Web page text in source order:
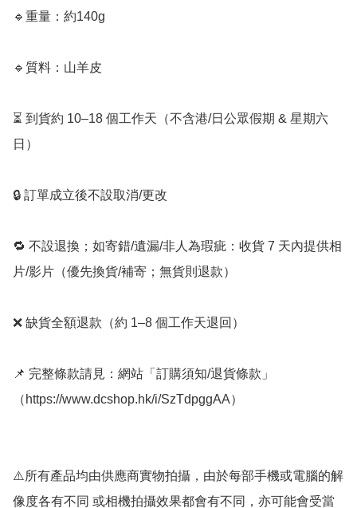
🔹重量：約140g
🔹質料：山羊皮
⏳ 到貨約 10–18 個工作天（不含港/日公眾假期 & 星期六
日）
🔒 訂單成立後不設取消/更改
🔁 不設退換；如寄錯/遺漏/非人為瑕疵：收貨 7 天內提供相
片/影片（優先換貨/補寄；無貨則退款）
❌ 缺貨全額退款（約 1–8 個工作天退回）
📌 完整條款請見：網站「訂購須知/退貨條款」
（https://www.dcshop.hk/i/SzTdpggAA）
⚠️所有產品均由供應商實物拍攝，由於每部手機或電腦的解
像度各有不同 或相機拍攝效果都會有不同，亦可能會受當